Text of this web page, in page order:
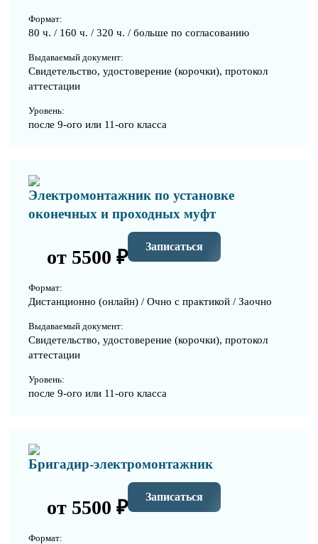
Формат:
80 ч. / 160 ч. / 320 ч. / больше по согласованию
Выдаваемый документ:
Свидетельство, удостоверение (корочки), протокол
аттестации
Уровень:
после 9-ого или 11-ого класса
Электромонтажник по установке
оконечных и проходных муфт
от 5500 ₽ Записаться
Формат:
Дистанционно (онлайн) / Очно с практикой / Заочно
Выдаваемый документ:
Свидетельство, удостоверение (корочки), протокол
аттестации
Уровень:
после 9-ого или 11-ого класса
Бригадир-электромонтажник
от 5500 ₽ Записаться
Формат: